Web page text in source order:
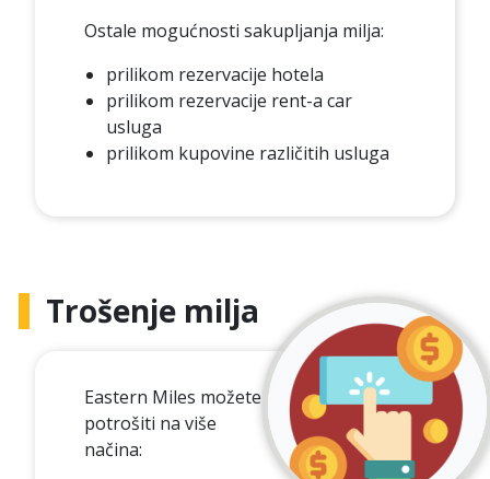
Ostale mogućnosti sakupljanja milja:
prilikom rezervacije hotela
prilikom rezervacije rent-a car
usluga
prilikom kupovine različitih usluga
Trošenje milja
Eastern Miles možete
potrošiti na više
načina: